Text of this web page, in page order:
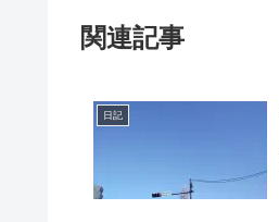
関連記事
日記